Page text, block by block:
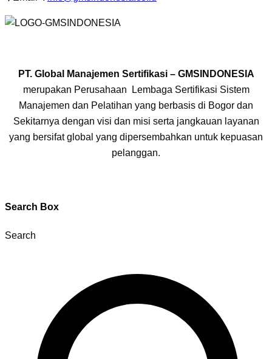
PT. Global Manajemen Sertifikasi – GMSINDONESIA
merupakan Perusahaan Lembaga Sertifikasi Sistem
Manajemen dan Pelatihan yang berbasis di Bogor dan
Sekitarnya dengan visi dan misi serta jangkauan layanan
yang bersifat global yang dipersembahkan untuk kepuasan
pelanggan.
Search Box
Search